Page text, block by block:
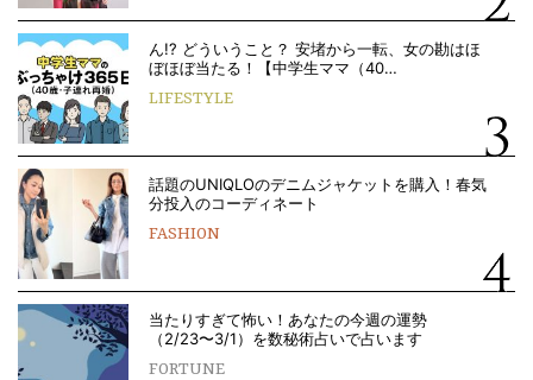
ん!? どういうこと？ 安堵から一転、女の勘はほ
ぼほぼ当たる！【中学生ママ（40…
LIFESTYLE
話題のUNIQLOのデニムジャケットを購入！春気
分投入のコーディネート
FASHION
当たりすぎて怖い！あなたの今週の運勢
（2/23〜3/1）を数秘術占いで占います
FORTUNE